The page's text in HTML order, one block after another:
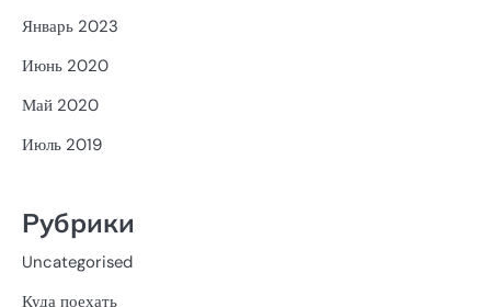
Январь 2023
Июнь 2020
Май 2020
Июль 2019
Рубрики
Uncategorised
Куда поехать